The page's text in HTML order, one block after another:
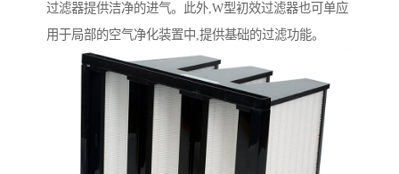
过滤器提供洁净的进气。此外,W型初效过滤器也可单应
用于局部的空气净化装置中,提供基础的过滤功能。